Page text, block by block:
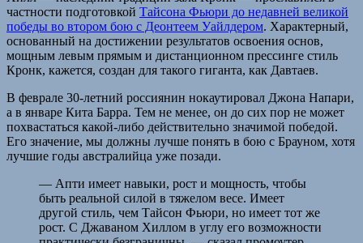
частности подготовкой Тайсона Фьюри до недавней великой
победы во втором бою с Деонтеем Уайлдером. Характерный,
основанный на достижении результатов освоения основ,
мощным левым прямым и дистанционном прессинге стиль
Кронк, кажется, создан для такого гиганта, как Давтаев.
В феврале 30-летний россиянин нокаутировал Джона Напари,
а в январе Кита Барра. Тем не менее, он до сих пор не может
похвастаться какой-либо действительно значимой победой.
Его значение, мы должны лучше понять в бою с Брауном, хотя
лучшие годы австралийца уже позади.
— Апти имеет навыки, рост и мощность, чтобы
быть реальной силой в тяжелом весе. Имеет
другой стиль, чем Тайсон Фьюри, но имеет тот же
рост. С Джаваном Хиллом в углу его возможности